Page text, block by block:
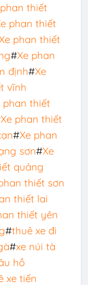
thiết
phan thiết
phan thiết
#Xe phan
định#Xe
vĩnh
phan thiết
Xe phan thiết
#Xe phan
sơn#Xe
quảng
thiết sơn
thiết lai
thiết yên
#thuê xe đi
#xe núi tà
hồ
xe tiến